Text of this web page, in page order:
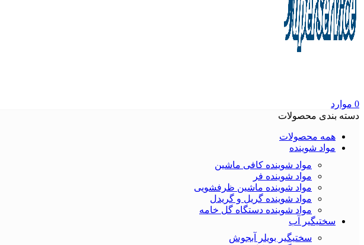
0 موارد
دسته بندی محصولات
همه محصولات
مواد شوینده
مواد شوینده کافی ماشین
مواد شوینده فر
مواد شوینده ماشین ظرفشویی
مواد شوینده گریل و گریدل
مواد شوینده دستگاه گل خامه
سختیگیر آب
سختیگیر بویلر آبجوش